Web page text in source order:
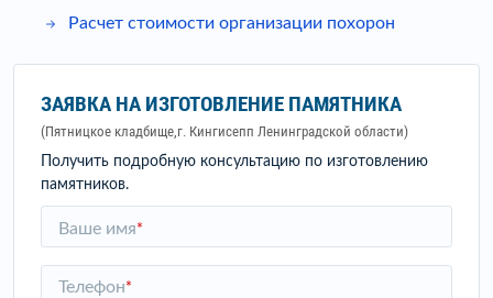
Расчет стоимости организации похорон
ЗАЯВКА НА ИЗГОТОВЛЕНИЕ ПАМЯТНИКА
(Пятницкое кладбище,г. Кингисепп Ленинградской области)
Получить подробную консультацию по изготовлению
памятников.
Ваше имя*
Телефон*